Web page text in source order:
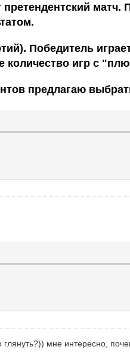
Победитель
количество игр с
предлагаю
мне интересно,